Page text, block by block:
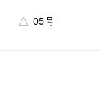
△ 05号